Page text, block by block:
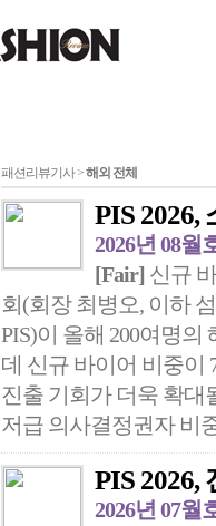
패션리뷰기사 >해외 전체
PIS 2026,
2026년 08월
[Fair] 신규
회(회장 최병오, 이하
PIS)이 올해 200여명
데 신규 바이어 비중이
진출 기회가 더욱 확대
저급 의사결정권자 비
PIS 2026,
2026년 07월